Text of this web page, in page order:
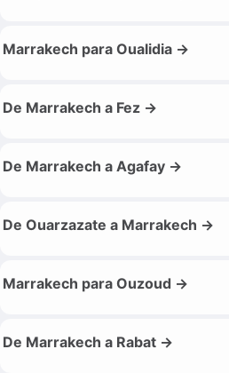
Marrakech para Oualidia →
De Marrakech a Fez →
De Marrakech a Agafay →
De Ouarzazate a Marrakech →
Marrakech para Ouzoud →
De Marrakech a Rabat →